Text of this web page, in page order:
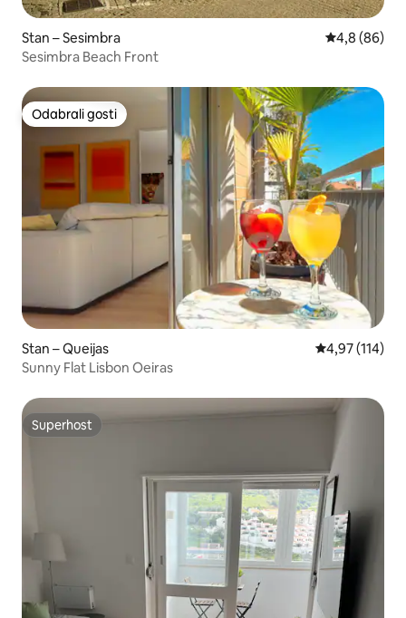
Stan – Sesimbra Prosječna
4,8 (86)
Sesimbra Beach Front
Odabrali gosti
Odabrali gosti
Stan – Queijas Prosječna
4,97 (114)
Sunny Flat Lisbon Oeiras
Superhost
Superhost